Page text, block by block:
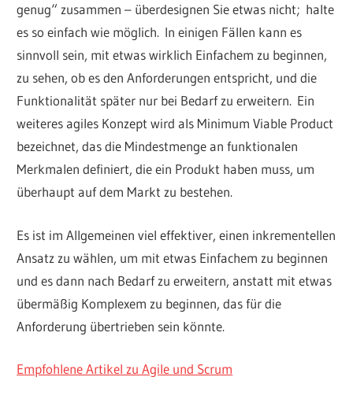
genug“ zusammen – überdesignen Sie etwas nicht; halte
es so einfach wie möglich. In einigen Fällen kann es
sinnvoll sein, mit etwas wirklich Einfachem zu beginnen,
zu sehen, ob es den Anforderungen entspricht, und die
Funktionalität später nur bei Bedarf zu erweitern. Ein
weiteres agiles Konzept wird als Minimum Viable Product
bezeichnet, das die Mindestmenge an funktionalen
Merkmalen definiert, die ein Produkt haben muss, um
überhaupt auf dem Markt zu bestehen.
Es ist im Allgemeinen viel effektiver, einen inkrementellen
Ansatz zu wählen, um mit etwas Einfachem zu beginnen
und es dann nach Bedarf zu erweitern, anstatt mit etwas
übermäßig Komplexem zu beginnen, das für die
Anforderung übertrieben sein könnte.
Empfohlene Artikel zu Agile und Scrum